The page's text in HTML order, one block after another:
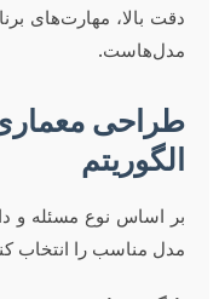
دقت بالا، مهارت‌های
مدل‌هاست.
طراحی
الگوریتم
بر اساس نوع مسئله و
مدل مناسب را انتخاب